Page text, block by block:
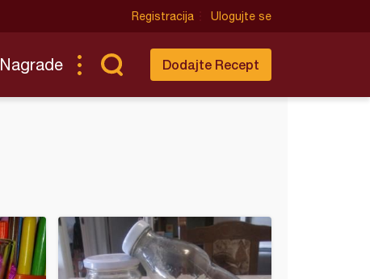
Registracija Ulogujte se
Nagrade Dodajte Recept